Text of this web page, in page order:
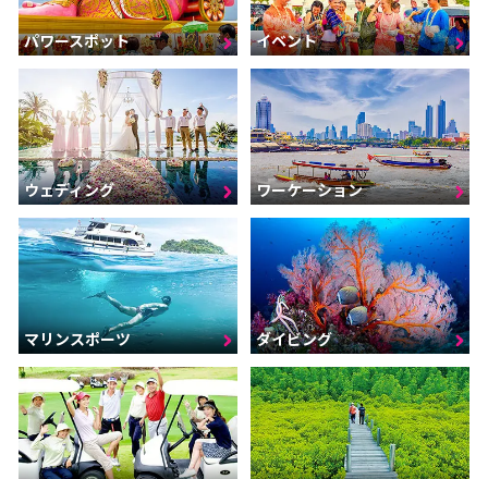
パワースポット イベント
ウェディング ワーケーション
マリンスポーツ ダイビング